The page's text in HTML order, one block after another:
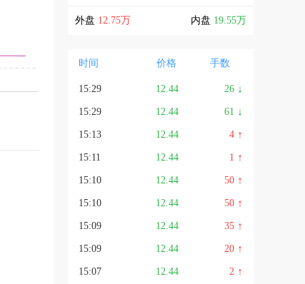
外盘 12.75万 内盘 19.55万
时间 价格 手数
15:29 12.44 26 ↓
15:29 12.44 61 ↓
15:13 12.44 4 ↑
15:11 12.44 1 ↑
15:10 12.44 50 ↑
15:10 12.44 50 ↑
15:09 12.44 35 ↑
15:09 12.44 20 ↑
15:07 12.44 2 ↑